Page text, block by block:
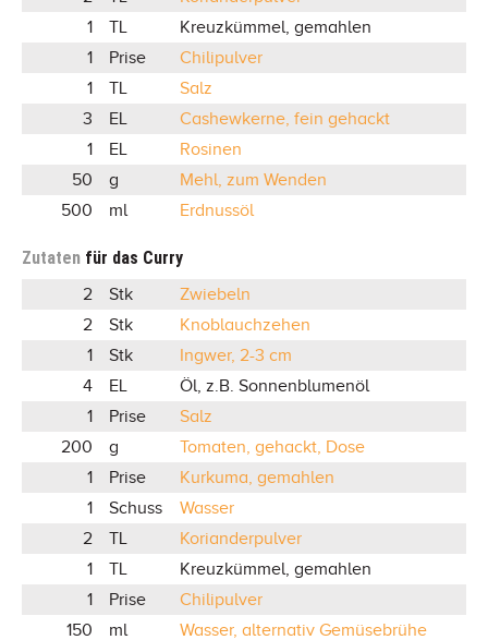
1
TL
Kreuzkümmel, gemahlen
1
Prise
Chilipulver
1
TL
Salz
3
EL
Cashewkerne, fein gehackt
1
EL
Rosinen
50
g
Mehl, zum Wenden
500
ml Erdnussöl
Zutaten für das Curry
2 Stk
Zwiebeln
2
Stk
Knoblauchzehen
1
Stk
Ingwer, 2-3 cm
4
EL
Öl, z.B. Sonnenblumenöl
1
Prise
Salz
200
g
Tomaten, gehackt, Dose
1
Prise
Kurkuma, gemahlen
1
Schuss
Wasser
2
TL
Korianderpulver
1
TL
Kreuzkümmel, gemahlen
1
Prise
Chilipulver
150
ml
Wasser, alternativ Gemüsebrühe